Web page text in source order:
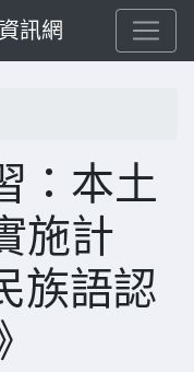
訊網
：本土
施計
族語認